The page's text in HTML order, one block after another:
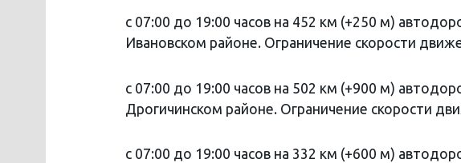
с 07:00 до 19:00 часов на 452 км (+250 м)
Ивановском районе. Ограничение скорости
с 07:00 до 19:00 часов на 502 км (+900 м)
Дрогичинском районе. Ограничение скорости
с 07:00 до 19:00 часов на 332 км (+600 м)